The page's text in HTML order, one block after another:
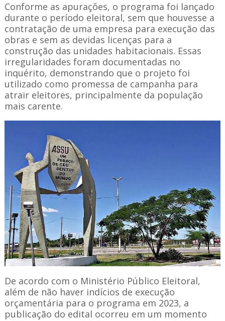
Conforme as apurações, o programa foi lançado
durante o período eleitoral, sem que houvesse a
contratação de uma empresa para execução das
obras e sem as devidas licenças para a
construção das unidades habitacionais. Essas
irregularidades foram documentadas no
inquérito, demonstrando que o projeto foi
utilizado como promessa de campanha para
atrair eleitores, principalmente da população
mais carente.
De acordo com o Ministério Público Eleitoral,
além de não haver indícios de execução
orçamentária para o programa em 2023, a
publicação do edital ocorreu em um momento